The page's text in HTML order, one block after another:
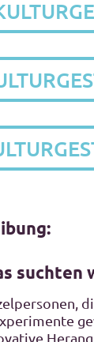
suchten